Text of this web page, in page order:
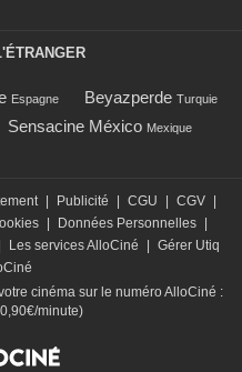
Espagne Beyazperde Turquie
Sensacine México Mexique
| Publicité | CGU | CGV |
| Données Personnelles |
Les services AlloCiné | Gérer Utiq
cinéma sur le numéro AlloCiné :
minute)